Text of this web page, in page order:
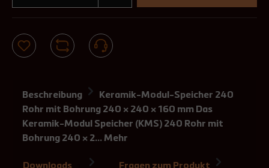
Beschreibung
Keramik-Modul-Speicher 240
Rohr mit Bohrung 240 × 240 × 160 mm Das
Keramik-Modul Speicher (KMS) 240 Rohr mit
Bohrung 240 × 2… Mehr